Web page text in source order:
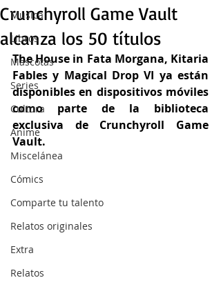
Música
Libros
Mascotas
Series
Cultura
Anime
Miscelánea
Cómics
Comparte tu talento
Relatos originales
Extra
Relatos
Crunchyroll Game Vault
alcanza los 50 títulos
The House in Fata Morgana, Kitaria
Fables y Magical Drop VI ya están
disponibles en dispositivos móviles
como parte de la biblioteca
exclusiva de Crunchyroll Game
Vault.